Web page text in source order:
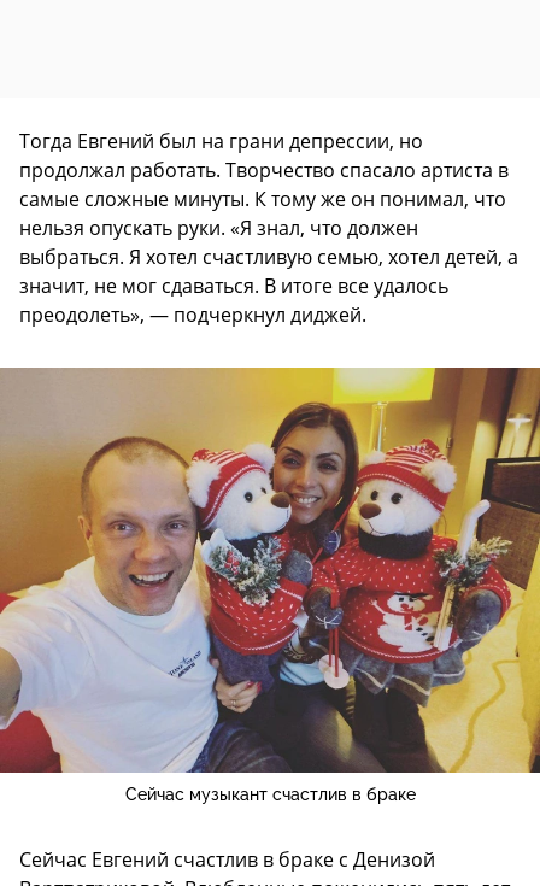
Тогда Евгений был на грани депрессии, но
продолжал работать. Творчество спасало артиста в
самые сложные минуты. К тому же он понимал, что
нельзя опускать руки. «Я знал, что должен
выбраться. Я хотел счастливую семью, хотел детей, а
значит, не мог сдаваться. В итоге все удалось
преодолеть», — подчеркнул диджей.
Сейчас музыкант счастлив в браке
Сейчас Евгений счастлив в браке с Денизой